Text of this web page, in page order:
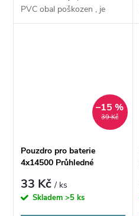
PVC obal poškozen , je
možné nahradit
39 Kč
–15 %
Pouzdro pro baterie
4x14500 Průhledné
33 Kč/ ks
Skladem>5 ks